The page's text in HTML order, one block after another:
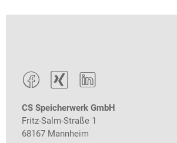
  
CS Speicherwerk GmbH
Fritz-Salm-Straße 1
68167 Mannheim